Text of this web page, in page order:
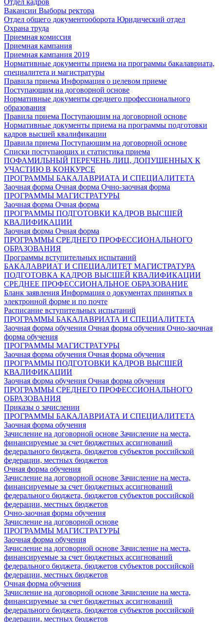
Вакансии Выборы ректора
Отдел общего документооборота Юридический отдел
Охрана труда
Приемная комиссия
Приемная кампания
Приемная кампания 2019
Нормативные документы приема на программы бакалавриата,
специалитета и магистратуры
Правила приема Информация о целевом приеме
Поступающим на договорной основе
Нормативные документы среднего профессионального
образования
Правила приема Поступающим на договорной основе
Нормативные документы приема на программы подготовки
кадров высшей квалификации
Правила приема Поступающим на договорной основе
Списки поступающих и статистика приема
ПОФАМИЛЬНЫЙ ПЕРЕЧЕНЬ ЛИЦ, ДОПУЩЕННЫХ К
УЧАСТИЮ В КОНКУРСЕ
ПРОГРАММЫ БАКАЛАВРИАТА И СПЕЦИАЛИТЕТА
Заочная форма Очная форма Очно-заочная форма
ПРОГРАММЫ МАГИСТРАТУРЫ
Заочная форма Очная форма
ПРОГРАММЫ ПОДГОТОВКИ КАДРОВ ВЫСШЕЙ
КВАЛИФИКАЦИИ
Заочная форма Очная форма
ПРОГРАММЫ СРЕДНЕГО ПРОФЕССИОНАЛЬНОГО
ОБРАЗОВАНИЯ
Программы вступительных испытаний
БАКАЛАВРИАТ И СПЕЦИАЛИТЕТ МАГИСТРАТУРА
ПОДГОТОВКА КАДРОВ ВЫСШЕЙ КВАЛИФИКАЦИИ
СРЕДНЕЕ ПРОФЕССИОНАЛЬНОЕ ОБРАЗОВАНИЕ
Бланк заявления Информация о документах принятых в
электронной форме и по почте
Расписание вступительных испытаний
ПРОГРАММЫ БАКАЛАВРИАТА И СПЕЦИАЛИТЕТА
Заочная форма обучения Очная форма обучения Очно-заочная
форма обучения
ПРОГРАММЫ МАГИСТРАТУРЫ
Заочная форма обучения Очная форма обучения
ПРОГРАММЫ ПОДГОТОВКИ КАДРОВ ВЫСШЕЙ
КВАЛИФИКАЦИИ
Заочная форма обучения Очная форма обучения
ПРОГРАММЫ СРЕДНЕГО ПРОФЕССИОНАЛЬНОГО
ОБРАЗОВАНИЯ
Приказы о зачислении
ПРОГРАММЫ БАКАЛАВРИАТА И СПЕЦИАЛИТЕТА
Заочная форма обучения
Зачисление на договорной основе Зачисление на места,
финансируемые за счет бюджетных ассигнований
федерального бюджета, бюджетов субъектов российской
федерации, местных бюджетов
Очная форма обучения
Зачисление на договорной основе Зачисление на места,
финансируемые за счет бюджетных ассигнований
федерального бюджета, бюджетов субъектов российской
федерации, местных бюджетов
Очно-заочная форма обучения
Зачисление на договорной основе
ПРОГРАММЫ МАГИСТРАТУРЫ
Заочная форма обучения
Зачисление на договорной основе Зачисление на места,
финансируемые за счет бюджетных ассигнований
федерального бюджета, бюджетов субъектов российской
федерации, местных бюджетов
Очная форма обучения
Зачисление на договорной основе Зачисление на места,
финансируемые за счет бюджетных ассигнований
федерального бюджета, бюджетов субъектов российской
федерации, местных бюджетов